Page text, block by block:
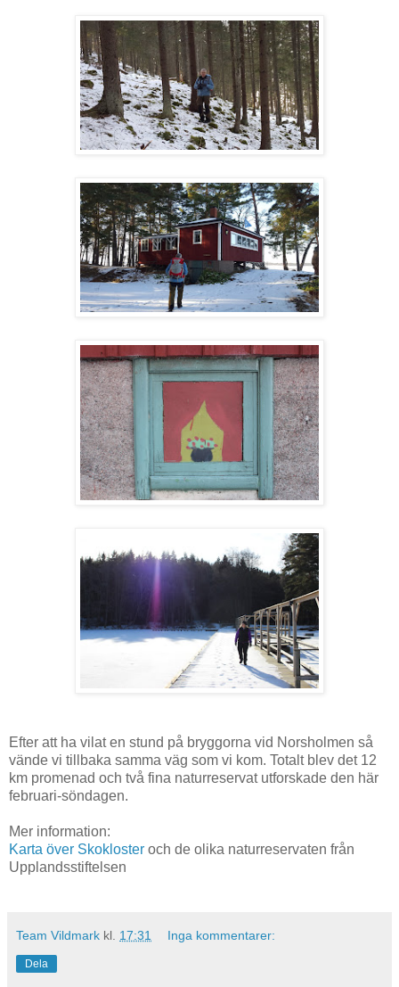
Efter att ha vilat en stund på bryggorna vid Norsholmen så
vände vi tillbaka samma väg som vi kom. Totalt blev det 12
km promenad och två fina naturreservat utforskade den här
februari-söndagen.
Mer information:
Karta över Skokloster och de olika naturreservaten från
Upplandsstiftelsen
Team Vildmark kl. 17:31 Inga kommentarer:
Dela